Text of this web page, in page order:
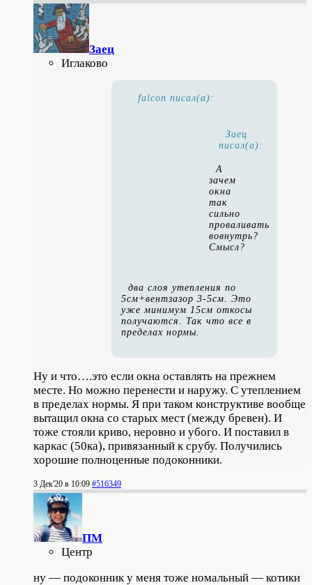
Заец
Иглаково
falcon писал(а):
Заец
писал(а):
А
зачем
окна
так
сильно
проваливать
вовнутрь?
Смысл?
два слоя утепления по
5см+вентзазор 3-5см. Это
уже минимум 15см откосы
получаются. Так что все в
пределах нормы.
Ну и что….это если окна оставлять на прежнем
месте. Но можно перенести и наружу. С утеплением
в пределах нормы. Я при таком конструктиве вообще
вытащил окна со старых мест (между бревен). И
тоже стояли криво, неровно и убого. И поставил в
каркас (50ка), привязанный к срубу. Получились
хорошие полноценные подоконники.
3 Дек'20 в 10:09 #516349
ПМ
Центр
ну — подоконник у меня тоже номальный — котики